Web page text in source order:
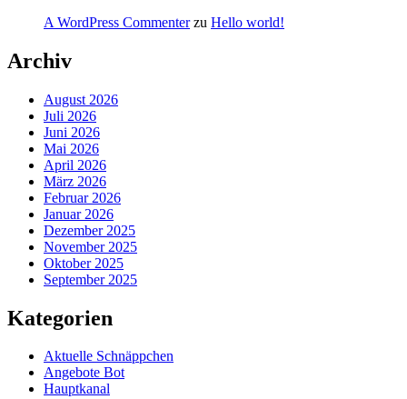
A WordPress Commenterzu Hello world!
Archiv
August 2026
Juli 2026
Juni 2026
Mai 2026
April 2026
März 2026
Februar 2026
Januar 2026
Dezember 2025
November 2025
Oktober 2025
September 2025
Kategorien
Aktuelle Schnäppchen
Angebote Bot
Hauptkanal